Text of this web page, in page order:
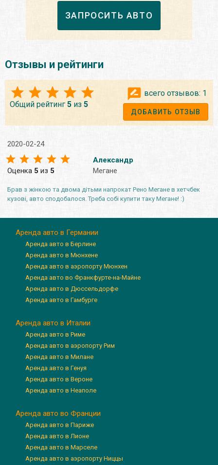
ЗАПРОСИТЬ АВТО
Отзывы и рейтинги
Общий рейтинг 5 из 5
всего отзывов: 1
ДОБАВИТЬ ОТЗЫВ
2020-02-24
Оценка 5 из 5
Александр
Мегане
Брав з жінкою та двома дітьми напрокат Рено Мегане в хетчбек
кузові, авто сподобалося. Треба собі купити таку Мегане! :)
Аренда авто в Германии
Аренда авто в Берлине
Аренда авто в Мюнхене
Аренда авто в аэропорту Мюнхен
Аренда авто во Франкфурте-на-Майне
Аренда авто в Дюссельдорфе
Аренда авто в Гамбурге
Аренда авто в Италии
Аренда авто в Риме
Аренда авто в аэропорту Рим
Аренда авто в Милане
Аренда авто в Генуя
Аренда авто в Вероне
Аренда авто в Неаполе
Аренда авто во Франции
Аренда авто в Париже
Аренда авто в Лионе
Аренда авто в Марселе
Аренда авто в аэропорту Ниццы